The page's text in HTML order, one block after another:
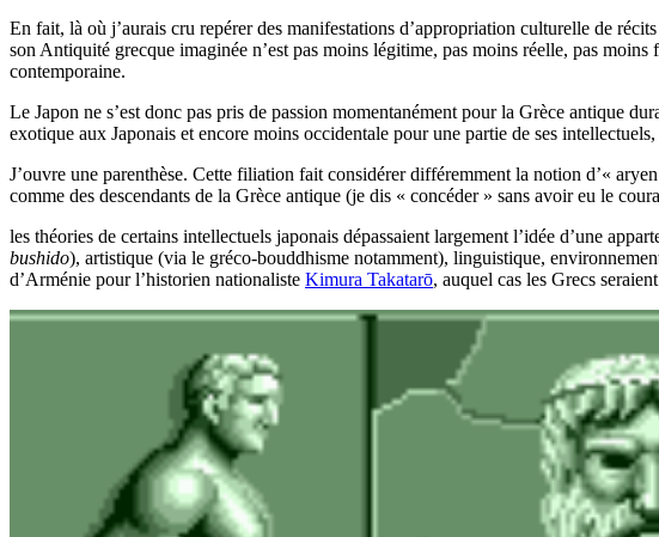
En fait, là où j’aurais cru repérer des manifestations d’appropriation culturelle de récits
son Antiquité grecque imaginée n’est pas moins légitime, pas moins réelle, pas
contemporaine.
Le Japon ne s’est donc pas pris de passion momentanément pour la Grèce antique
exotique aux Japonais et encore moins occidentale pour une partie de ses
J’ouvre une parenthèse. Cette filiation fait considérer différemment la notion d’«
comme des descendants de la Grèce antique (je dis « concéder » sans avoir eu le
les théories de certains intellectuels japonais dépassaient largement l’idée d’une
bushido), artistique (via le gréco-bouddhisme notamment), linguistique,
d’Arménie pour l’historien nationaliste Kimura Takatarō, auquel cas les Grecs